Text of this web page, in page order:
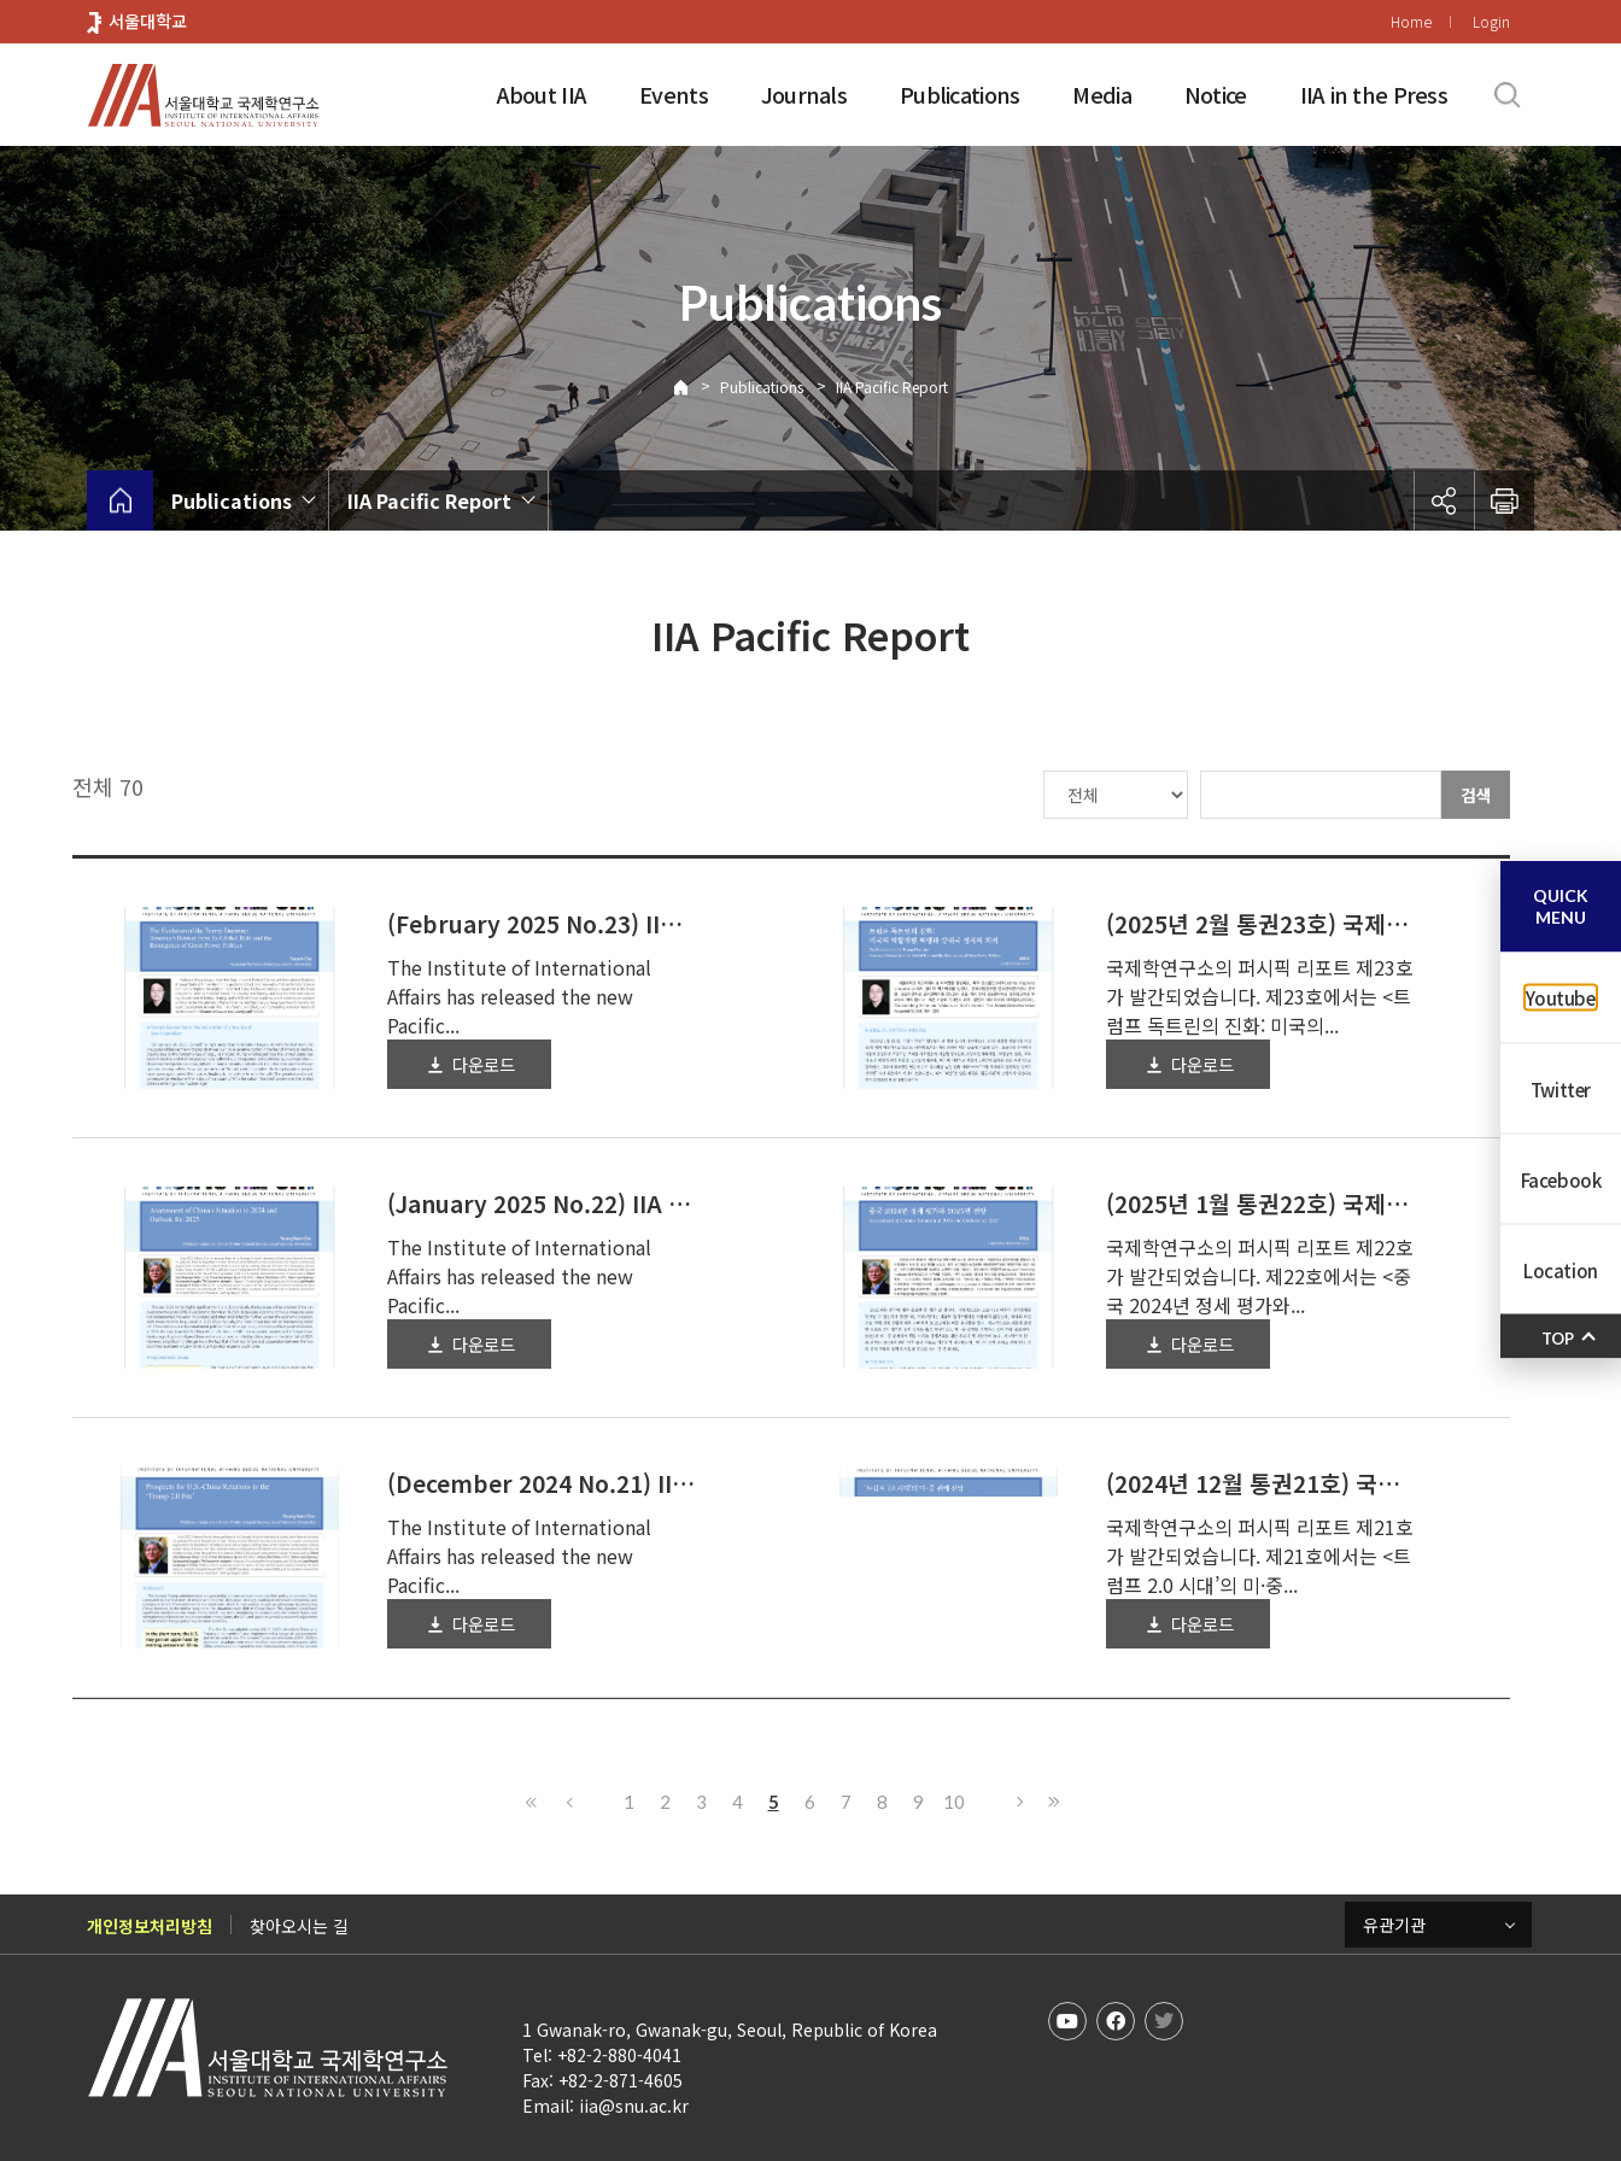
로
뉴
서울대학교 Home Login
About IIA Events Journals Publications Media Notice IIA in the Press
Publications
> Publications > IIA Pacific Report
Publications IIA Pacific Report
IIA Pacific Report
전체 70 검색
(February 2025 No.23) IIA Pacific Report
The Institute of International
Affairs has released the new
Pacific...
2025-02-13다운로드
(2025년 2월 통권23호) 국제학연구소- 퍼시픽 리포트
국제학연구소의 퍼시픽 리포트 제23호
가 발간되었습니다. 제23호에서는 <트
럼프 독트린의 진화: 미국의...
2025-02-13다운로드
(January 2025 No.22) IIA Pacific Report
The Institute of International
Affairs has released the new
Pacific...
2025-01-24다운로드
(2025년 1월 통권22호) 국제학연구소- 퍼시픽 리포트
국제학연구소의 퍼시픽 리포트 제22호
가 발간되었습니다. 제22호에서는 <중
국 2024년 정세 평가와...
2025-01-24다운로드
(December 2024 No.21) IIA Pacific Report
The Institute of International
Affairs has released the new
Pacific...
2024-12-20다운로드
(2024년 12월 통권21호) 국제학연구소- 퍼시픽 리포트
국제학연구소의 퍼시픽 리포트 제21호
가 발간되었습니다. 제21호에서는 <트
럼프 2.0 시대’의 미·중...
2024-12-20다운로드
1 2 3 4 5 6 7 8 9 10
개인정보처리방침 찾아오시는 길 유관기관
1 Gwanak-ro, Gwanak-gu, Seoul, Republic of Korea
Tel: +82-2-880-4041
Fax: +82-2-871-4605
Email: iia@snu.ac.kr
QUICK
MENU
Youtube
Twitter
Facebook
Location
TOP